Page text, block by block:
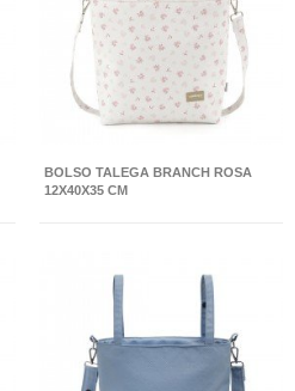
BOLSO TALEGA BRANCH ROSA
12X40X35 CM